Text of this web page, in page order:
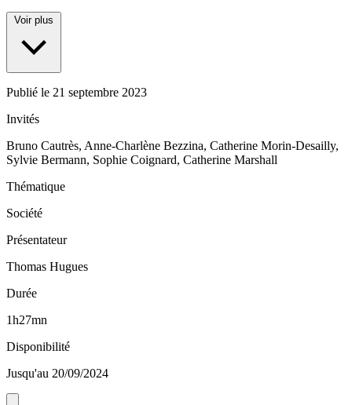
Voir plus
Publié le 21 septembre 2023
Invités
Bruno Cautrès, Anne-Charlène Bezzina, Catherine Morin-Desailly,
Sylvie Bermann, Sophie Coignard, Catherine Marshall
Thématique
Société
Présentateur
Thomas Hugues
Durée
1h27mn
Disponibilité
Jusqu'au 20/09/2024